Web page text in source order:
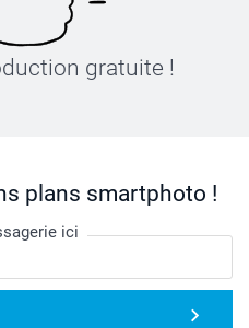
gratuite !
plans smartphoto !
ici